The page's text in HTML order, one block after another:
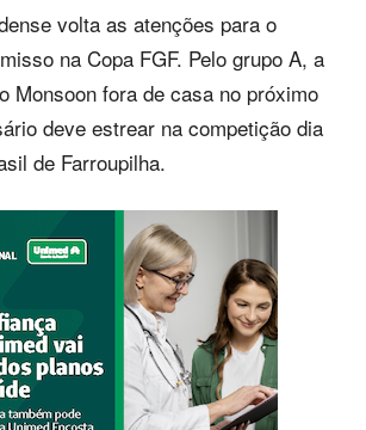
volta as atenções para o
na Copa FGF. Pelo grupo A, a
Monsoon fora de casa no próximo
deve estrear na competição dia
de Farroupilha.